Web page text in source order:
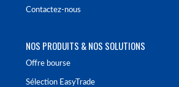
Contactez-nous
NOS PRODUITS & NOS SOLUTIONS
Offre bourse
Sélection EasyTrade